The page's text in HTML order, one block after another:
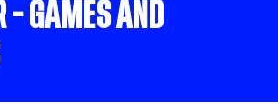
- GAMES AND